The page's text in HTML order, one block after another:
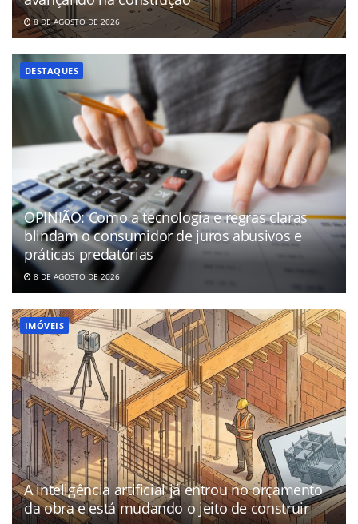
8 DE AGOSTO DE 2026
DESTAQUES
OPINIÃO: Como a tecnologia e regras claras
blindam o consumidor de juros abusivos e
práticas predatórias
8 DE AGOSTO DE 2026
IMÓVEIS
A inteligência artificial já entrou no orçamento
da obra e está mudando o jeito de construir